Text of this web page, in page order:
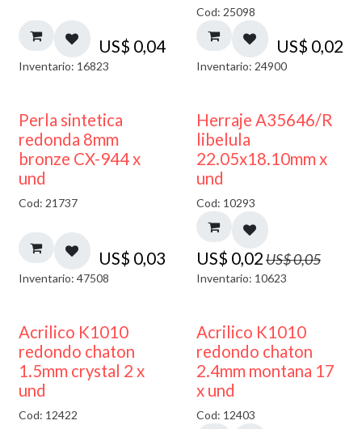
US$ 0,04
Inventario: 16823
Cod: 25098
US$ 0,02
Inventario: 24900
Perla sintetica
redonda 8mm
bronze CX-944 x
und
Cod: 21737
US$ 0,03
Inventario: 47508
50% DESCUENTO
Herraje A35646/R
libelula
22.05x18.10mm x
und
Cod: 10293
US$ 0,02US$0,05
Inventario: 10623
50% DESCUENTO
Acrilico K1010
redondo chaton
1.5mm crystal 2 x
und
Cod: 12422
50% DESCUENTO
Acrilico K1010
redondo chaton
2.4mm montana 17
x und
Cod: 12403